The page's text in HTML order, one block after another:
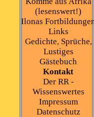
(lesenswert!)
Ilonas
Links
Gedichte, Sprüche,
Lustiges
Gästebuch
Kontakt
Der RR -
Wissenswertes
Impressum
Datenschutz